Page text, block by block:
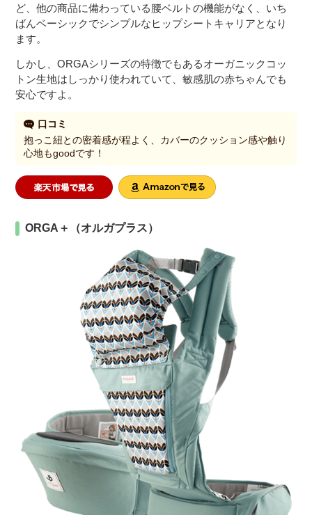
ど、他の商品に備わっている腰ベルトの機能がなく、いち
ばんベーシックでシンプルなヒップシートキャリアとなり
ます。
しかし、ORGAシリーズの特徴でもあるオーガニックコッ
トン生地はしっかり使われていて、敏感肌の赤ちゃんでも
安心ですよ。
口コミ
抱っこ紐との密着感が程よく、カバーのクッション感や触り
心地もgoodです！
ORGA＋（オルガプラス）